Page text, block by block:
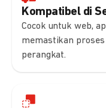
Kompatibel di
Cocok untuk web,
memastikan
perangkat.